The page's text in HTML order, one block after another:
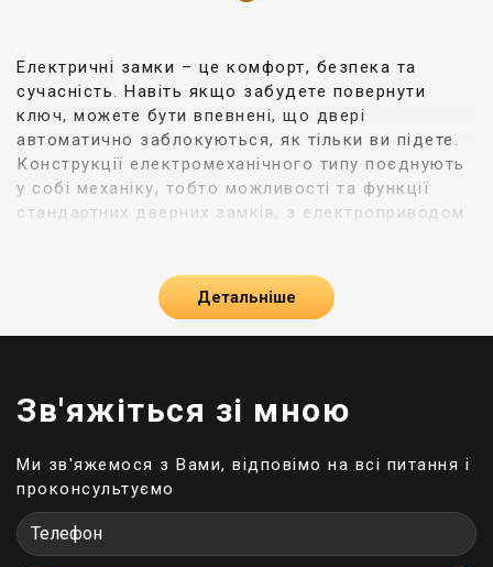
Електричні замки – це комфорт, безпека та
сучасність. Навіть якщо забудете повернути
ключ, можете бути впевнені, що двері
автоматично заблокуються, як тільки ви підете.
Конструкції електромеханічного типу поєднують
у собі механіку, тобто можливості та функції
стандартних дверних замків, з електроприводом
асортимент продукції можете замовити на сайті
Lumir прямо зараз.
Однією з основних переваг електромеханічних
замків є те, що вони дозволяють відмикати двері
віддалений;
транспондер;
зчитувач відбитків пальців;
введення коду на клавіатурі;
Детальніше
Зв'яжіться зі мною
Ми зв'яжемося з Вами, відповімо на всі питання і
проконсультуємо